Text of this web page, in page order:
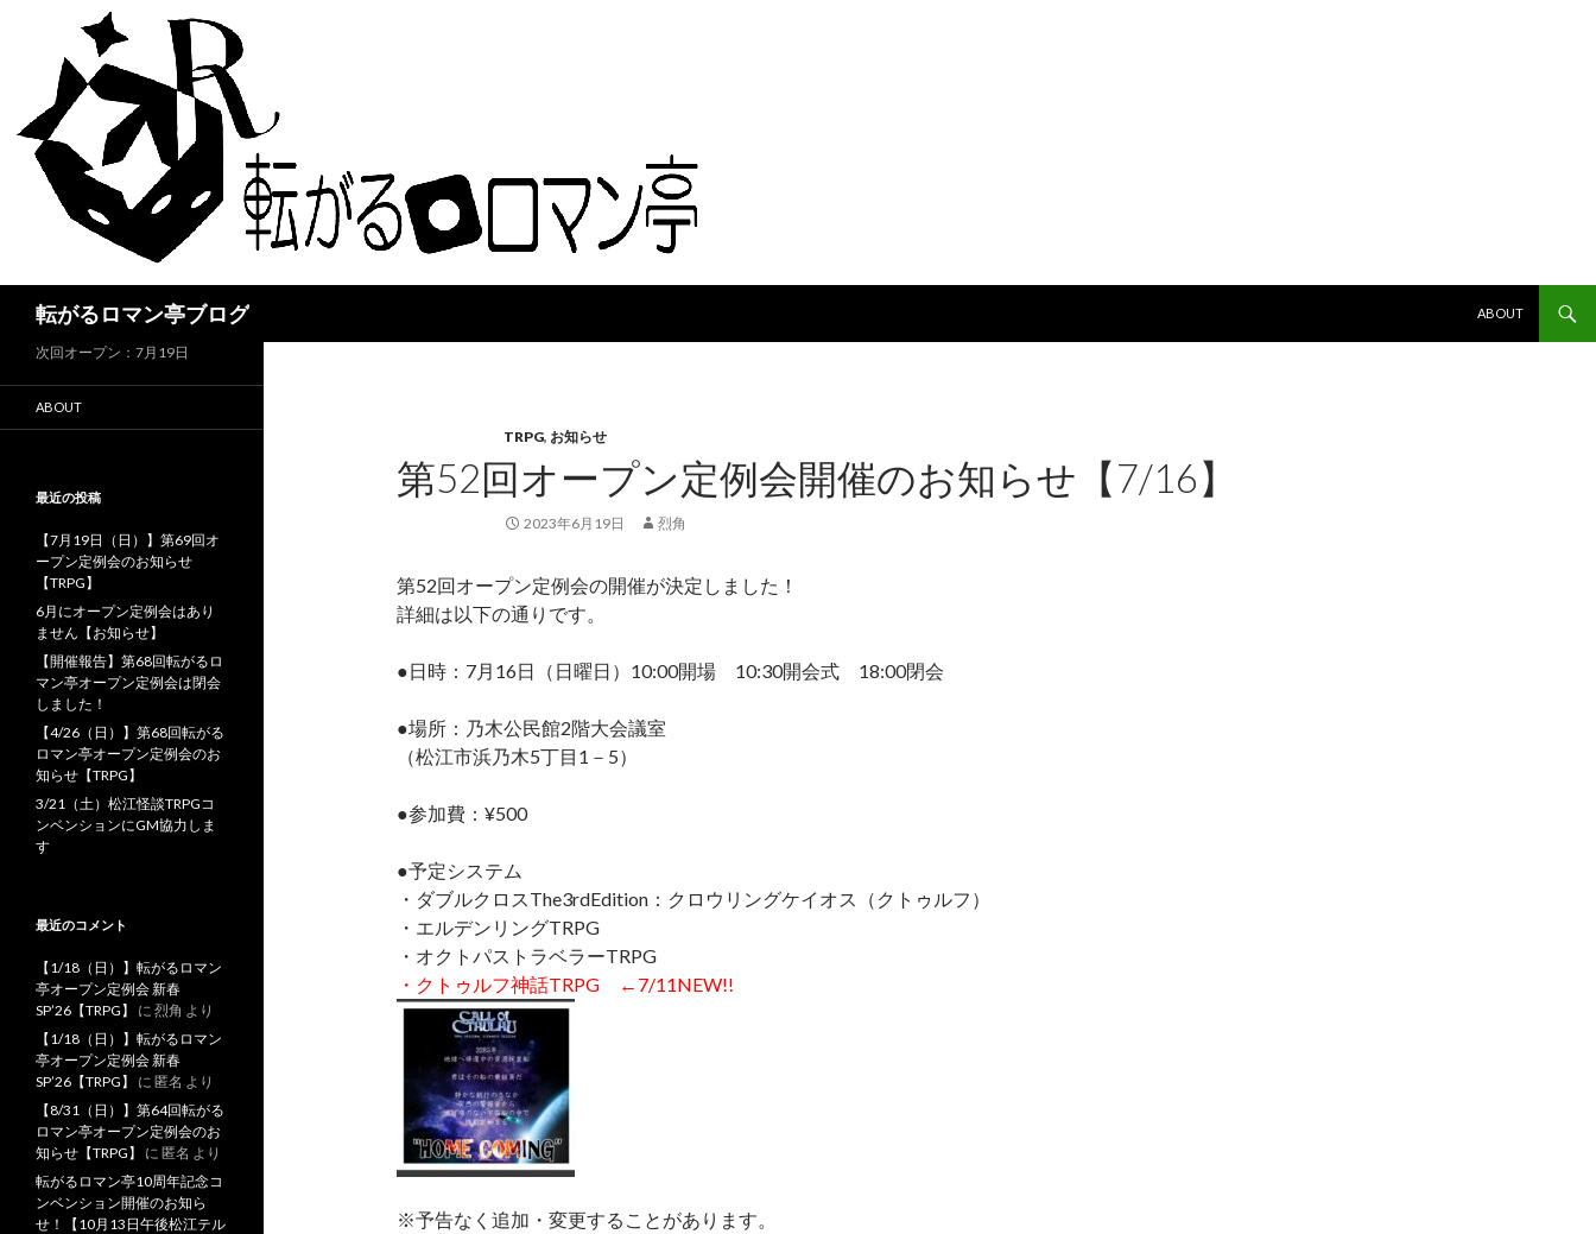
転がるロマン亭ブログ
ABOUT
TRPG, お知らせ
第52回オープン定例会開催のお知らせ【7/16】
2023年6月19日 烈角
第52回オープン定例会の開催が決定しました！
詳細は以下の通りです。
●日時：7月16日（日曜日）10:00開場 10:30開会式 18:00閉会
●場所：乃木公民館2階大会議室
（松江市浜乃木5丁目1－5）
●参加費：¥500
●予定システム
・ダブルクロスThe3rdEdition：クロウリングケイオス（クトゥルフ）
・エルデンリングTRPG
・オクトパストラベラーTRPG
・クトゥルフ神話TRPG ←7/11NEW!!
※予告なく追加・変更することがあります。
次回オープン：7月19日
ABOUT
最近の投稿
【7月19日（日）】第69回オ
ープン定例会のお知らせ
【TRPG】
6月にオープン定例会はあり
ません【お知らせ】
【開催報告】第68回転がるロ
マン亭オープン定例会は閉会
しました！
【4/26（日）】第68回転がる
ロマン亭オープン定例会のお
知らせ【TRPG】
3/21（土）松江怪談TRPGコ
ンベンションにGM協力しま
す
最近のコメント
【1/18（日）】転がるロマン
亭オープン定例会 新春
SP’26【TRPG】
に 烈角 より
【1/18（日）】転がるロマン
亭オープン定例会 新春
SP’26【TRPG】
に 匿名 より
【8/31（日）】第64回転がる
ロマン亭オープン定例会のお
知らせ【TRPG】
に 匿名 より
転がるロマン亭10周年記念コ
ンベンション開催のお知ら
せ！【10月13日午後松江テル